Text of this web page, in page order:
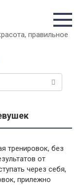
правильное
тренировок, без
от
через себя,
прилежно